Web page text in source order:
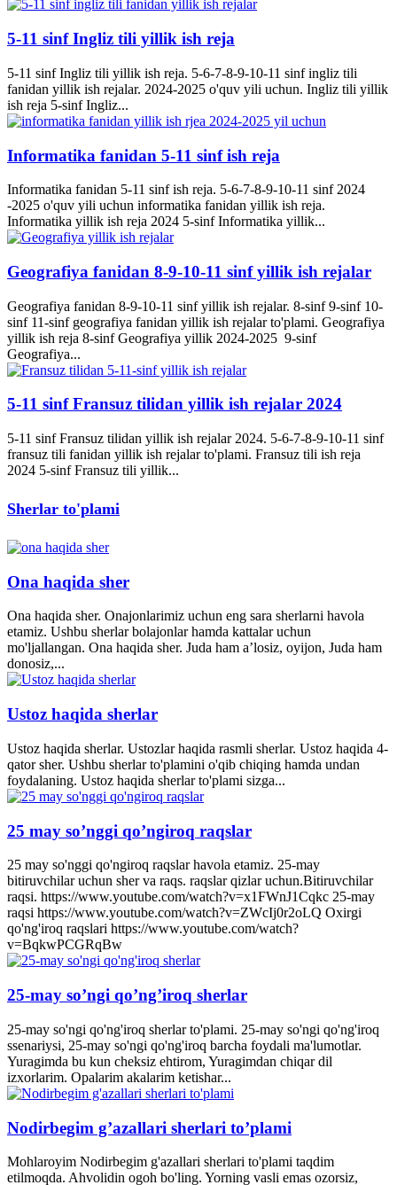
5-11 sinf Ingliz tili yillik ish reja
5-11 sinf Ingliz tili yillik ish reja. 5-6-7-8-9-10-11 sinf ingliz tili
fanidan yillik ish rejalar. 2024-2025 o'quv yili uchun. Ingliz tili yillik
ish reja 5-sinf Ingliz...
Informatika fanidan 5-11 sinf ish reja
Informatika fanidan 5-11 sinf ish reja. 5-6-7-8-9-10-11 sinf 2024
-2025 o'quv yili uchun informatika fanidan yillik ish reja.
Informatika yillik ish reja 2024 5-sinf Informatika yillik...
Geografiya fanidan 8-9-10-11 sinf yillik ish rejalar
Geografiya fanidan 8-9-10-11 sinf yillik ish rejalar. 8-sinf 9-sinf 10-
sinf 11-sinf geografiya fanidan yillik ish rejalar to'plami. Geografiya
yillik ish reja 8-sinf Geografiya yillik 2024-2025 9-sinf
Geografiya...
5-11 sinf Fransuz tilidan yillik ish rejalar 2024
5-11 sinf Fransuz tilidan yillik ish rejalar 2024. 5-6-7-8-9-10-11 sinf
fransuz tili fanidan yillik ish rejalar to'plami. Fransuz tili ish reja
2024 5-sinf Fransuz tili yillik...
Sherlar to'plami
Ona haqida sher
Ona haqida sher. Onajonlarimiz uchun eng sara sherlarni havola
etamiz. Ushbu sherlar bolajonlar hamda kattalar uchun
mo'ljallangan. Ona haqida sher. Juda ham a’losiz, oyijon, Juda ham
donosiz,...
Ustoz haqida sherlar
Ustoz haqida sherlar. Ustozlar haqida rasmli sherlar. Ustoz haqida 4-
qator sher. Ushbu sherlar to'plamini o'qib chiqing hamda undan
foydalaning. Ustoz haqida sherlar to'plami sizga...
25 may so’nggi qo’ngiroq raqslar
25 may so'nggi qo'ngiroq raqslar havola etamiz. 25-may
bitiruvchilar uchun sher va raqs. raqslar qizlar uchun.Bitiruvchilar
raqsi. https://www.youtube.com/watch?v=x1FWnJ1Cqkc 25-may
raqsi https://www.youtube.com/watch?v=ZWcIj0r2oLQ Oxirgi
qo'ng'iroq raqslari https://www.youtube.com/watch?
v=BqkwPCGRqBw
25-may so’ngi qo’ng’iroq sherlar
25-may so'ngi qo'ng'iroq sherlar to'plami. 25-may so'ngi qo'ng'iroq
ssenariysi, 25-may so'ngi qo'ng'iroq barcha foydali ma'lumotlar.
Yuragimda bu kun cheksiz ehtirom, Yuragimdan chiqar dil
izxorlarim. Opalarim akalarim ketishar...
Nodirbegim g’azallari sherlari to’plami
Mohlaroyim Nodirbegim g'azallari sherlari to'plami taqdim
etilmoqda. Ahvolidin ogoh bo'ling. Yorning vasli emas ozorsiz,